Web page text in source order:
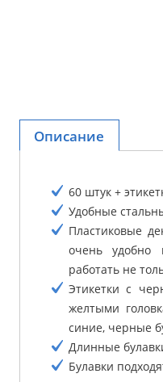
Описание
60 штук +
Удобные
Пластиковые
очень удобно
работать не
Этикетки с
желтыми
синие, черные
Длинные
Булавки